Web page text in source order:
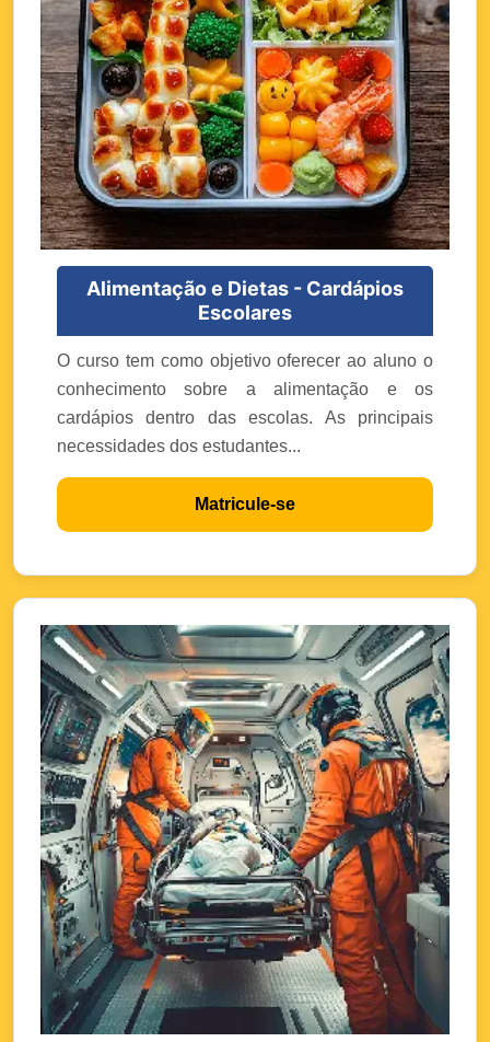
Alimentação e Dietas - Cardápios
Escolares
O curso tem como objetivo oferecer ao aluno o
conhecimento sobre a alimentação e os
cardápios dentro das escolas. As principais
necessidades dos estudantes...
Matricule-se